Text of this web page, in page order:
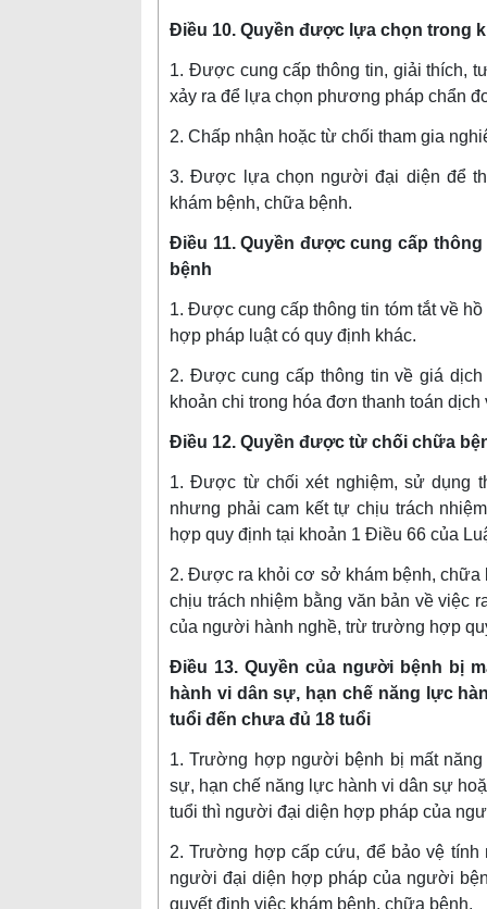
Điều 10. Quyền được lựa chọn trong
1. Được cung cấp thông tin, giải thích,
xảy ra để lựa chọn phương pháp chẩn
2. Chấp nhận hoặc từ chối tham gia
3. Được lựa chọn người đại diện để
khám bệnh, chữa bệnh.
Điều 11. Quyền được cung cấp
bệnh
1. Được cung cấp thông tin tóm tắt về
hợp pháp luật có quy định khác.
2. Được cung cấp thông tin về giá
khoản chi trong hóa đơn thanh toán
Điều 12. Quyền được từ chối chữa
1. Được từ chối xét nghiệm, sử dụng
nhưng phải cam kết tự chịu trách
hợp quy định tại khoản 1 Điều 66 của
2. Được ra khỏi cơ sở khám bệnh, chữa
chịu trách nhiệm bằng văn bản về việc
của người hành nghề, trừ trường hợp
Điều 13. Quyền của người bệnh bị
hành vi dân sự, hạn chế năng lực
tuổi đến chưa đủ 18 tuổi
1. Trường hợp người bệnh bị mất
sự, hạn chế năng lực hành vi dân sự
tuổi thì người đại diện hợp pháp của
2. Trường hợp cấp cứu, để bảo vệ
người đại diện hợp pháp của người
quyết định việc khám bệnh, chữa bệnh.